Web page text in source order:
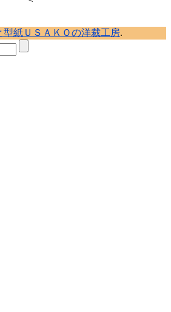
型紙ＵＳＡＫＯの洋裁工房.